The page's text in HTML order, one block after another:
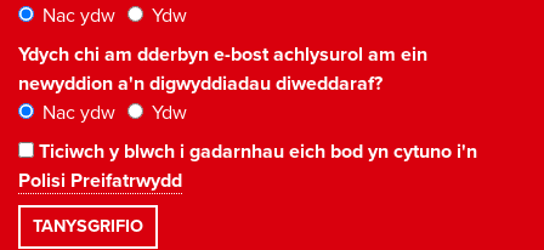
Nac ydw
Ydw
Ydych chi am dderbyn e-bost achlysurol am ein
newyddion a'n digwyddiadau diweddaraf?
Nac ydw
Ydw
Ticiwch y blwch i gadarnhau eich bod yn cytuno i'n
Polisi Preifatrwydd